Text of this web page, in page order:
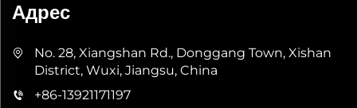
Адрес
No. 28, Xiangshan Rd., Donggang Town, Xishan
District, Wuxi, Jiangsu, China
+86-13921171197